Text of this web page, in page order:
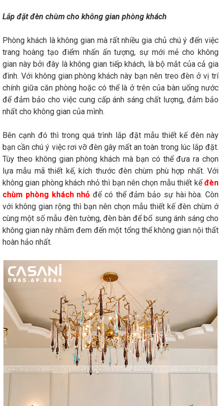
Lắp đặt đèn chùm cho không gian phòng khách
Phòng khách là không gian mà rất nhiều gia chủ chú ý đến việc
trang hoàng tạo điểm nhấn ấn tượng, sự mới mẻ cho không
gian này bởi đây là không gian tiếp khách, là bộ mắt của cả gia
đình. Với không gian phòng khách này bạn nên treo đèn ở vị trí
chính giữa căn phòng hoặc có thể là ở trên của bàn uống nước
để đảm bảo cho việc cung cấp ánh sáng chất lượng, đảm bảo
nhất cho không gian của mình.
Bên cạnh đó thì trong quá trình lắp đặt mẫu thiết kế đèn này
bạn cần chú ý việc rơi vỡ đèn gây mất an toàn trong lúc lắp đặt.
Tùy theo không gian phòng khách mà bạn có thể đưa ra chọn
lựa mẫu mã thiết kế, kích thước đèn chùm phù hợp nhất. Với
không gian phòng khách nhỏ thì bạn nên chọn mẫu thiết kếđèn
chùm phòng khách nhỏ để có thể đảm bảo sự hài hòa. Còn
với không gian rộng thì bạn nên chọn mẫu thiết kế đèn chùm ớ
cùng một số mẫu đèn tường, đèn bàn để bổ sung ánh sáng cho
không gian này nhằm đem đến một tổng thể không gian nội thất
hoàn hảo nhất.